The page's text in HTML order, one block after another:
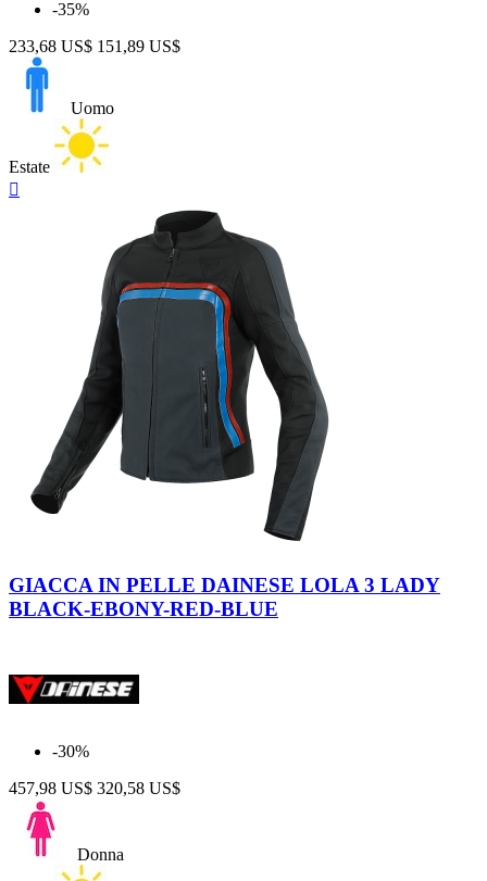
-35%
233,68 US$ 151,89 US$
Uomo
Estate

Ebony-
Red-
Blue
GIACCA IN PELLE DAINESE LOLA 3 LADY
BLACK-EBONY-RED-BLUE
-30%
457,98 US$ 320,58 US$
Donna